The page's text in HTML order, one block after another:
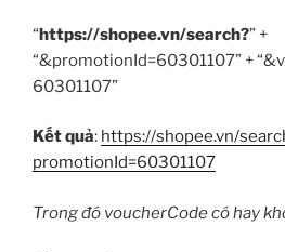
“https://shopee.vn/search?” +
“&promotionId=60301107” +
60301107”
Kết quả: https://shopee.vn/
promotionId=60301107
Trong đó voucherCode có hay